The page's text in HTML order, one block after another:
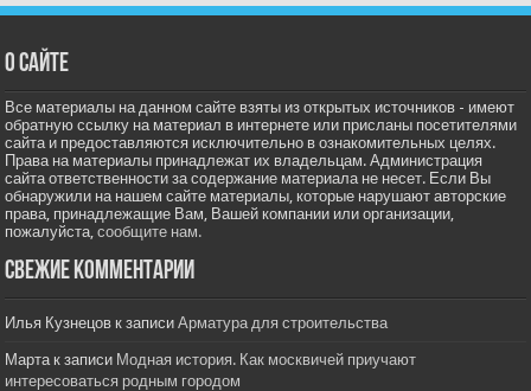
О сайте
Все материалы на данном сайте взяты из открытых источников - имеют
обратную ссылку на материал в интернете или присланы посетителями
сайта и предоставляются исключительно в ознакомительных целях.
Права на материалы принадлежат их владельцам. Администрация
сайта ответственности за содержание материала не несет. Если Вы
обнаружили на нашем сайте материалы, которые нарушают авторские
права, принадлежащие Вам, Вашей компании или организации,
пожалуйста,сообщите нам.
Свежие комментарии
Илья Кузнецов к записиАрматура для строительства
Марта к записи Модная история. Как москвичей приучают
интересоваться родным городом